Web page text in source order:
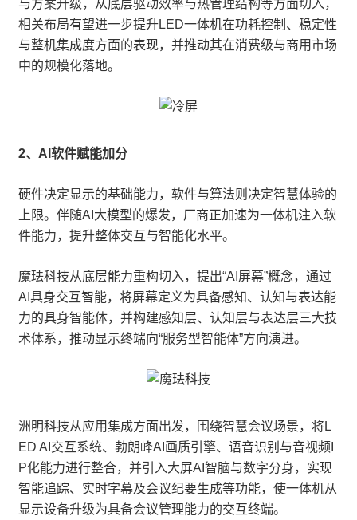
与方案升级，从底层驱动效率与热管理结构等方面切入，
相关布局有望进一步提升LED一体机在功耗控制、稳定性
与整机集成度方面的表现，并推动其在消费级与商用市场
中的规模化落地。
2、AI软件赋能加分
硬件决定显示的基础能力，软件与算法则决定智慧体验的
上限。伴随AI大模型的爆发，厂商正加速为一体机注入软
件能力，提升整体交互与智能化水平。
魔珐科技从底层能力重构切入，提出“AI屏幕”概念，通过
AI具身交互智能，将屏幕定义为具备感知、认知与表达能
力的具身智能体，并构建感知层、认知层与表达层三大技
术体系，推动显示终端向“服务型智能体”方向演进。
洲明科技从应用集成方面出发，围绕智慧会议场景，将L
ED AI交互系统、勃朗峰AI画质引擎、语音识别与音视频I
P化能力进行整合，并引入大屏AI智脑与数字分身，实现
智能追踪、实时字幕及会议纪要生成等功能，使一体机从
显示设备升级为具备会议管理能力的交互终端。